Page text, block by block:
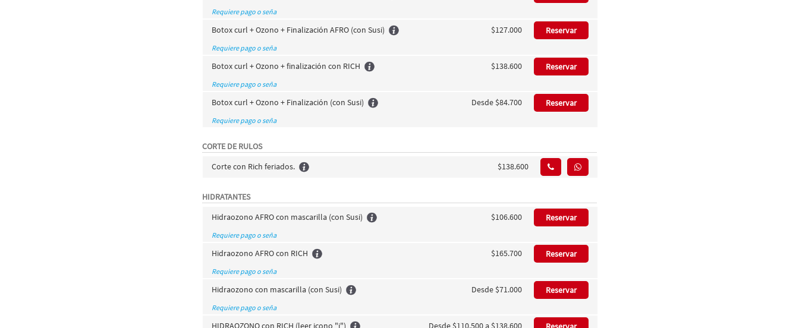
Requiere pago o seña
Botox curl + Ozono + Finalización AFRO (con Susi) $127.000 Reservar
Requiere pago o seña
Botox curl + Ozono + finalización con RICH $138.600 Reservar
Requiere pago o seña
Botox curl + Ozono + Finalización (con Susi) Desde $84.700 Reservar
Requiere pago o seña
CORTE DE RULOS
Corte con Rich feriados.
$138.600
HIDRATANTES
Hidraozono AFRO con mascarilla (con Susi)
$106.600 Reservar
Requiere pago o seña
Hidraozono AFRO con RICH $165.700 Reservar
Requiere pago o seña
Hidraozono con mascarilla (con Susi) Desde $71.000 Reservar
Requiere pago o seña
HIDRAOZONO con RICH (leer icono "i") Desde $110.500 a $138.600